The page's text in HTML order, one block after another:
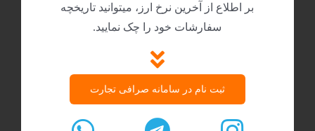
بر اطلاع از آخرین نرخ ارز، میتوانید تاریخچه
سفارشات خود را چک نمایید.
ثبت نام در سامانه صرافی تجارت